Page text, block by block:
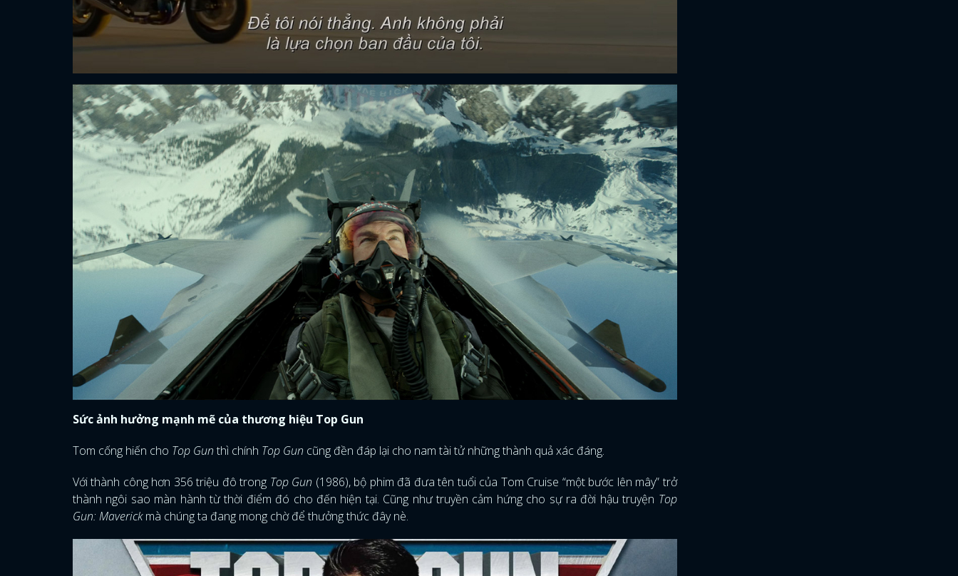
Sức ảnh hưởng mạnh mẽ của thương hiệu Top Gun
Tom cống hiến cho Top Gun thì chính Top Gun cũng đền đáp lại cho nam tài tử những thành quả xác đáng.
Với thành công hơn 356 triệu đô trong Top Gun (1986), bộ phim đã đưa tên tuổi của Tom Cruise “một bước lên mây” trở
thành ngôi sao màn hành từ thời điểm đó cho đến hiện tại. Cũng như truyền cảm hứng cho sự ra đời hậu truyện Top
Gun: Maverickmà chúng ta đang mong chờ để thưởng thức đây nè.